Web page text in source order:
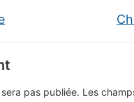
pas publiée. Les